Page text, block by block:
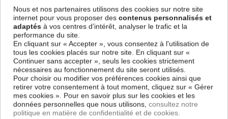
l'environnement, vous pourrez suspendre le tableau immédiatement
sans avoir à l'encadrer.
Le Tableau Paysages Song of the Summerest résistant aux rayons
UV, inodore et 100 % sûr, parfait même pour la chambre à coucher et la
chambre des enfants.
Notre large choix de tableaux tendances et modernes constituent un
moyen simple et pas cher de donner une nouvelle touche à vos
intérieurs, il y en a pour tous les goût.
Descriptif technique
Nous et nos partenaires utilisons des cookies sur notre site
internet pour vous proposer des contenus personnalisés et
adaptés à vos centres d’intérêt, analyser le trafic et la
performance du site.
En cliquant sur « Accepter », vous consentez à l'utilisation de
tous les cookies placés sur notre site. En cliquant sur «
Continuer sans accepter », seuls les cookies strictement
nécessaires au fonctionnement du site seront utilisés.
Pour choisir ou modifier vos préférences cookies ainsi que
retirer votre consentement à tout moment, cliquez sur « Gérer
mes cookies ». Pour en savoir plus sur les cookies et les
données personnelles que nous utilisons, consultez notre
politique en matière de confidentialité et de cookies.